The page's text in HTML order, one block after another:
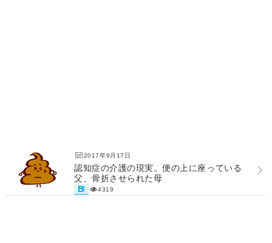
2017年9月17日
認知症の介護の現実。便の上に座っている
父、骨折させられた母
4319